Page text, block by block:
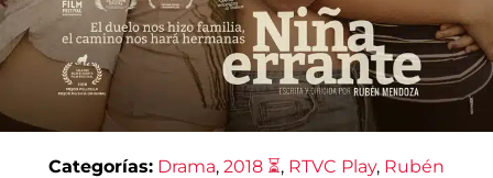
Categorías: Drama, 2018 ⏳, RTVC Play, Rubén